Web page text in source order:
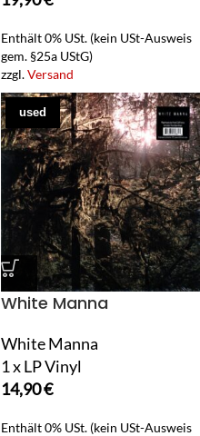
Enthält 0% USt. (kein USt-Ausweis
gem. §25a UStG)
zzgl.Versand
used
White Manna
White Manna
1 x LP Vinyl
14,90€
Enthält 0% USt. (kein USt-Ausweis